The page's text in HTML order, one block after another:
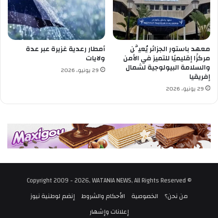
ا
ج
ئ
ي
ن
ض
م
ن
أ
ب
إ
ص
معهد باستور الجزائر يُعيَّن
مركزًا إقليميًا للتميز في الأمن
والسلامة البيولوجية لشمال
إفريقيا
29 يونيو، 2026
أمطار رعدية غزيرة عبر عدة
ولايات
29 يونيو، 2026
© Copyright 2009 - 2026, WATANIA NEWS, All Rights Reserved
من نحن؟
الخصوصية الأحكام والشروط إنضم لوطنية نيوز
إعلانات وإشهار